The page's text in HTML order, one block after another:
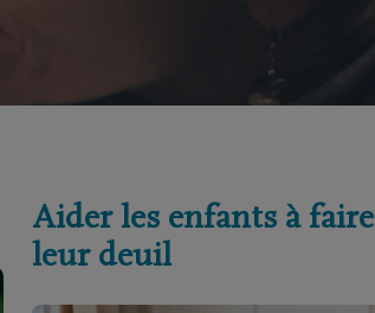
Aider les enfants à faire
leur deuil